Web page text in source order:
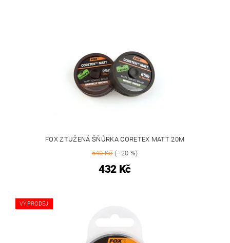
FOX ZTUŽENÁ ŠŇŮRKA CORETEX MATT 20M
540 Kč(–20 %)
432 Kč
VÝPRODEJ